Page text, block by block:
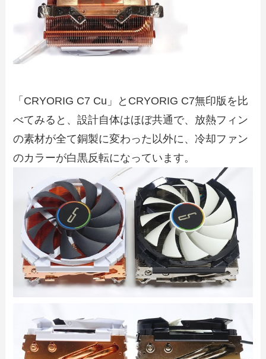
「CRYORIG C7 Cu」とCRYORIG C7無印版を比
べてみると、設計自体はほぼ共通で、放熱フィン
の素材が全て銅製に変わった以外に、冷却ファン
のカラーが白黒反転になっています。